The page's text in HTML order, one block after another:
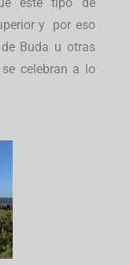
y por eso
Buda u otras
celebran a lo